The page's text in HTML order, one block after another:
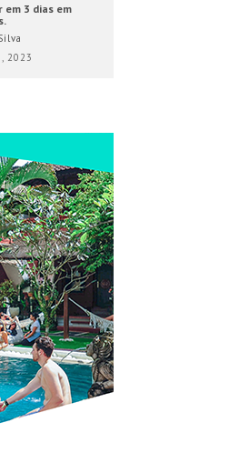
em 3 dias em
2023